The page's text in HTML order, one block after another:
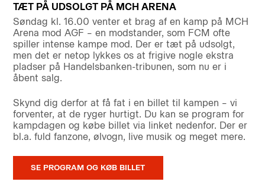
TÆT PÅ UDSOLGT PÅ MCH ARENA
Søndag kl. 16.00 venter et brag af en kamp på MCH
Arena mod AGF – en modstander, som FCM ofte
spiller intense kampe mod. Der er tæt på udsolgt,
men det er netop lykkes os at frigive nogle ekstra
pladser på Handelsbanken-tribunen, som nu er i
åbent salg.
Skynd dig derfor at få fat i en billet til kampen – vi
forventer, at de ryger hurtigt. Du kan se program for
kampdagen og købe billet via linket nedenfor. Der er
bl.a. fuld fanzone, ølvogn, live musik og meget mere.
SE PROGRAM OG KØB BILLET